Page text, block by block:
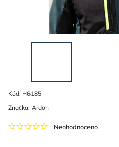
Kód: H6185
Neohodnoceno
Značka: Ardon